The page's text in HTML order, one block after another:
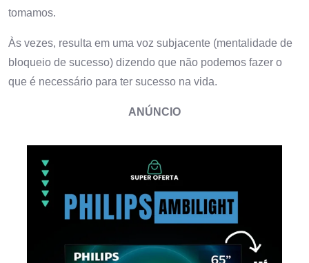
tomamos.
Às vezes, resulta em uma voz subjacente (mentalidade de
bloqueio de sucesso) dizendo que não podemos fazer o
que é necessário para ter sucesso na vida.
ANÚNCIO